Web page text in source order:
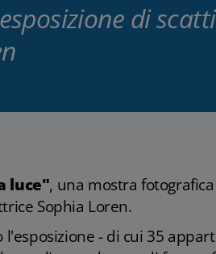
di
luce", una mostra
Sophia Loren.
- di cui 35